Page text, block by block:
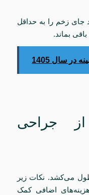
جای زخم را به حداقل
بماند.
در سال 1405
جراحی
بین 4 تا 6 هفته طول می‌کشد. نکات زیر
اضافی کمک